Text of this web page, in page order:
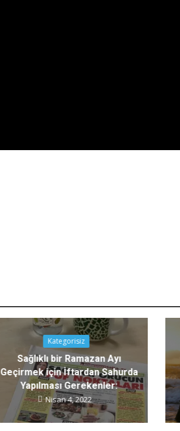
Kategorisiz
Sağlıklı bir Ramazan Ayı
Geçirmek için İftardan Sahurda
Yapılması Gerekenler:
Nisan 4, 2022